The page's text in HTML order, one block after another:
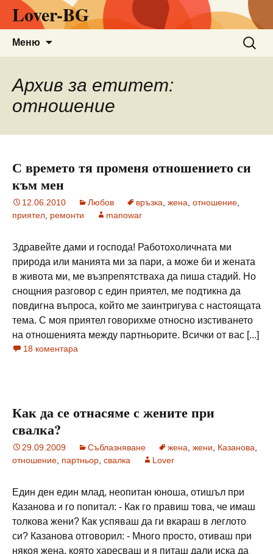
Lover-BG
Меню
за:
Архив за етитет:
отношение
С времето тя променя отношението си
към мен
12.06.2010 Любов връзка жена отношение
приятел ремонти manowar
Здравейте дами и господа! Работохоличната ми
природа или манията ми за пари, а може би и жената
в живота ми, ме възпрепятстваха да пиша стадий. Но
снощния разговор с един приятел, ме подтикна да
повдигна въпроса, който ме заинтригува с настоящата
тема. С моя приятел говорихме относно изстиването
на отношенията между партньорите. Всички от вас [...]
18 коментара
Как да се отнасяме с жените при
свалка?
29.09.2009 Съблазняване жена жени Казанова
отношение партньор свалка Lover
Един ден един млад, неопитан юноша, отишъл при
Казанова и го попитал: - Как го правиш това, че имаш
толкова жени? Как успяваш да ги вкараш в леглото
си? Казанова отговорил: - Много просто, отиваш при
някоя жена, която харесваш и я питаш дали иска да